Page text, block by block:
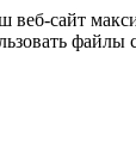
веб-сайт
файлы